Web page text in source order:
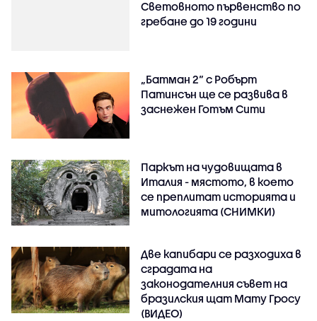
Световното първенство по
гребане до 19 години
„Батман 2“ с Робърт
Патинсън ще се развива в
заснежен Готъм Сити
Паркът на чудовищата в
Италия - мястото, в което
се преплитат историята и
митологията (СНИМКИ)
Две капибари се разходиха в
сградата на
законодателния съвет на
бразилския щат Мату Гросу
(ВИДЕО)